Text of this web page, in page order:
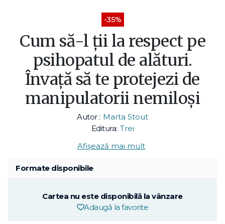
-35%
Cum să-l ții la respect pe
psihopatul de alături.
Învață să te protejezi de
manipulatorii nemiloși
Autor : Marta Stout
Editura: Trei
Afișează mai mult
Formate disponibile
Cartea nu este disponibilă la vânzare
Adaugă la favorite